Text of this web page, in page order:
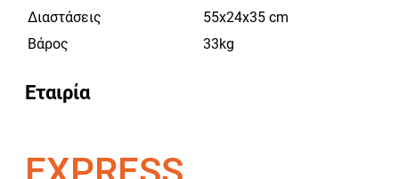
Διαστάσεις
55x24x35 cm
Βάρος
33kg
Εταιρία